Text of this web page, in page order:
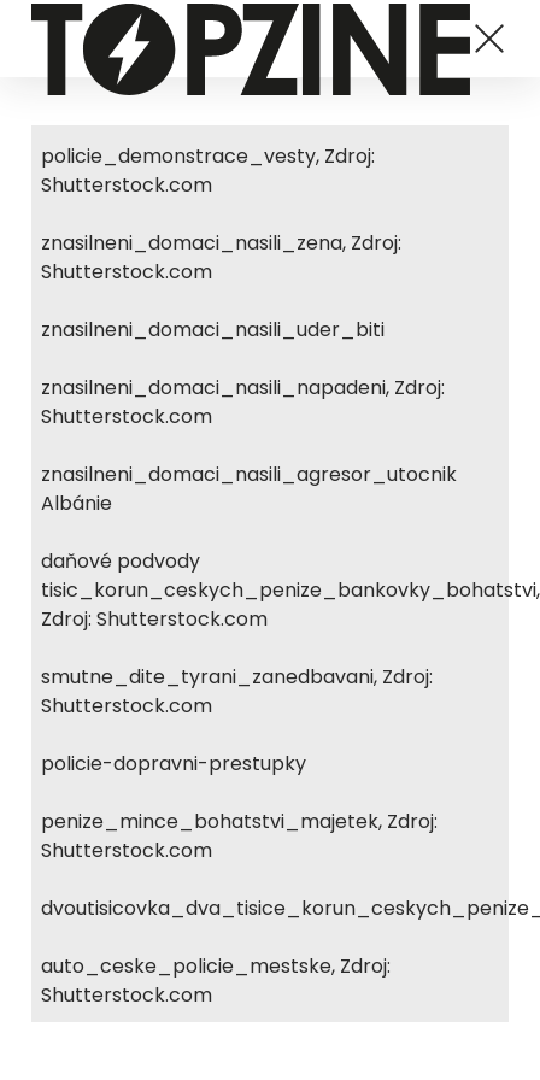
policie_demonstrace_vesty, Zdroj:
Shutterstock.com
znasilneni_domaci_nasili_zena, Zdroj:
Shutterstock.com
znasilneni_domaci_nasili_uder_biti
znasilneni_domaci_nasili_napadeni, Zdroj:
Shutterstock.com
znasilneni_domaci_nasili_agresor_utocnik
Albánie
daňové podvody
tisic_korun_ceskych_penize_bankovky_bohatstvi,
Zdroj: Shutterstock.com
smutne_dite_tyrani_zanedbavani, Zdroj:
Shutterstock.com
policie-dopravni-prestupky
penize_mince_bohatstvi_majetek, Zdroj:
Shutterstock.com
auto_ceske_policie_mestske, Zdroj:
Shutterstock.com